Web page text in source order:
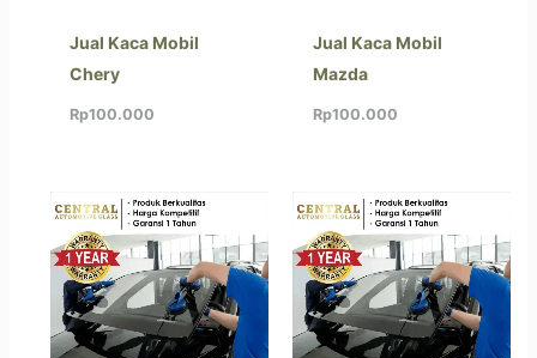
Jual Kaca Mobil
Chery
Rp100.000
Jual Kaca Mobil
Mazda
Rp100.000